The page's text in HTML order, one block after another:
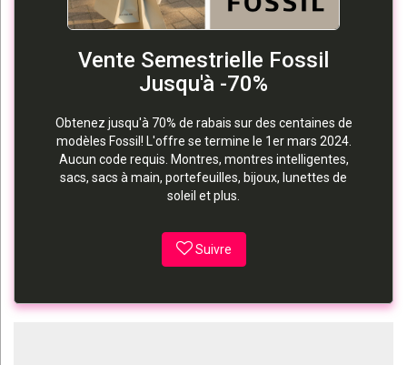
Vente Semestrielle Fossil
Jusqu'à -70%
Obtenez jusqu'à 70% de rabais sur des centaines de
modèles Fossil! L'offre se termine le 1er mars 2024.
Aucun code requis. Montres, montres intelligentes,
sacs, sacs à main, portefeuilles, bijoux, lunettes de
soleil et plus.
Suivre